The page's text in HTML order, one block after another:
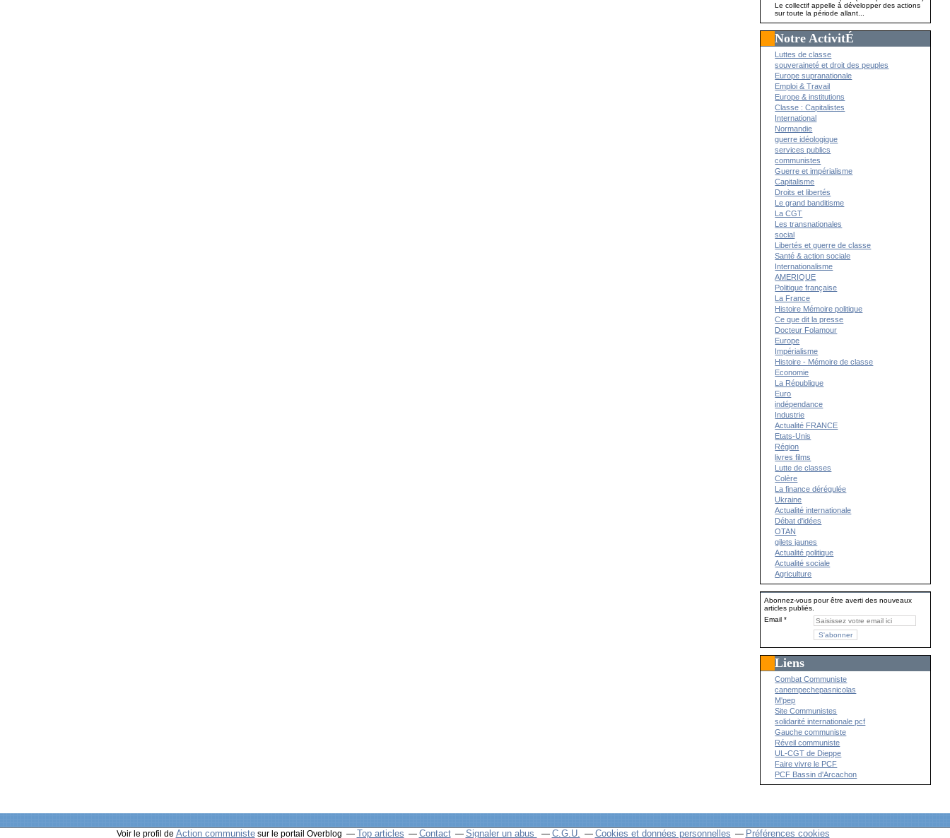
Le collectif appelle à développer des actions
sur toute la période allant...
Notre ActivitÉ
Luttes de classe
souveraineté et droit des peuples
Europe supranationale
Emploi & Travail
Europe & institutions
Classe : Capitalistes
International
Normandie
guerre idéologique
services publics
communistes
Guerre et impérialisme
Capitalisme
Droits et libertés
Le grand banditisme
La CGT
Les transnationales
social
Libertés et guerre de classe
Santé & action sociale
Internationalisme
AMERIQUE
Politique française
La France
Histoire Mémoire politique
Ce que dit la presse
Docteur Folamour
Europe
Impérialisme
Histoire - Mémoire de classe
Economie
La République
Euro
indépendance
Industrie
Actualité FRANCE
Etats-Unis
Région
livres films
Lutte de classes
Colère
La finance dérégulée
Ukraine
Actualité internationale
Débat d'idées
OTAN
gilets jaunes
Actualité politique
Actualité sociale
Agriculture
Abonnez-vous pour être averti des nouveaux
articles publiés.
Email
Liens
Combat Communiste
canempechepasnicolas
M'pep
Site Communistes
solidarité internationale pcf
Gauche communiste
Réveil communiste
UL-CGT de Dieppe
Faire vivre le PCF
PCF Bassin d'Arcachon
Voir le profil de Action communistesur le portail Overblog Top articles Contact Signaler un abus C.G.U. Cookies et données personnelles Préférences cookies